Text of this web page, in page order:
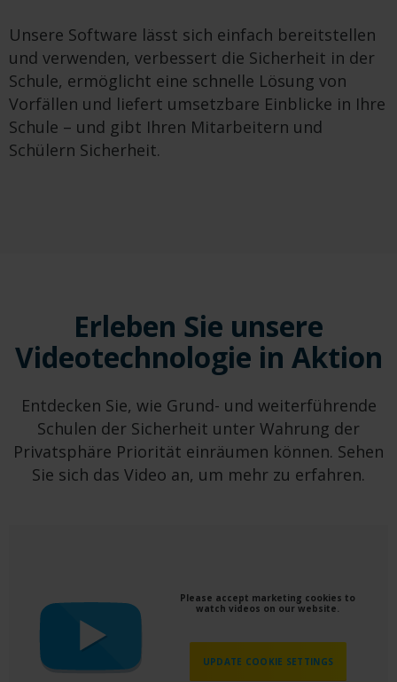
Unsere Software lässt sich einfach bereitstellen
und verwenden, verbessert die Sicherheit in der
Schule, ermöglicht eine schnelle Lösung von
Vorfällen und liefert umsetzbare Einblicke in Ihre
Schule – und gibt Ihren Mitarbeitern und
Schülern Sicherheit.
Erleben Sie unsere
Videotechnologie in Aktion
Entdecken Sie, wie Grund- und weiterführende
Schulen der Sicherheit unter Wahrung der
Privatsphäre Priorität einräumen können. Sehen
Sie sich das Video an, um mehr zu erfahren.
Please accept marketing cookies to
watch videos on our website.
UPDATE COOKIE SETTINGS